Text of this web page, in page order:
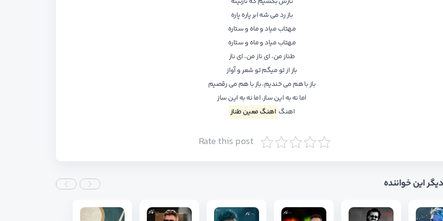
باز رد می شه ابر پاره پاره
مهتاب میاد و ماه و ستاره
مهتاب میاد و ماه و ستاره
طناز من، ای ناز من، ای ناز
باز از تو میگم تو شعر و آواز
باز با هم می خندیم، باز با هم می رقصیم
اما نه به این ساز، اما نه به این ساز
اهنگ اهنگ معین طناز
Rate this post
دیگر این خواننده